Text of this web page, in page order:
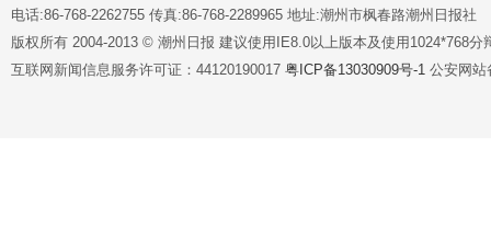
电话:86-768-2262755 传真:86-768-2289965 地址:潮州市枫春路潮州日报社
版权所有 2004-2013 © 潮州日报 建议使用IE8.0以上版本及使用1024*768分
互联网新闻信息服务许可证：44120190017 粤ICP备13030909号-1 公安网站